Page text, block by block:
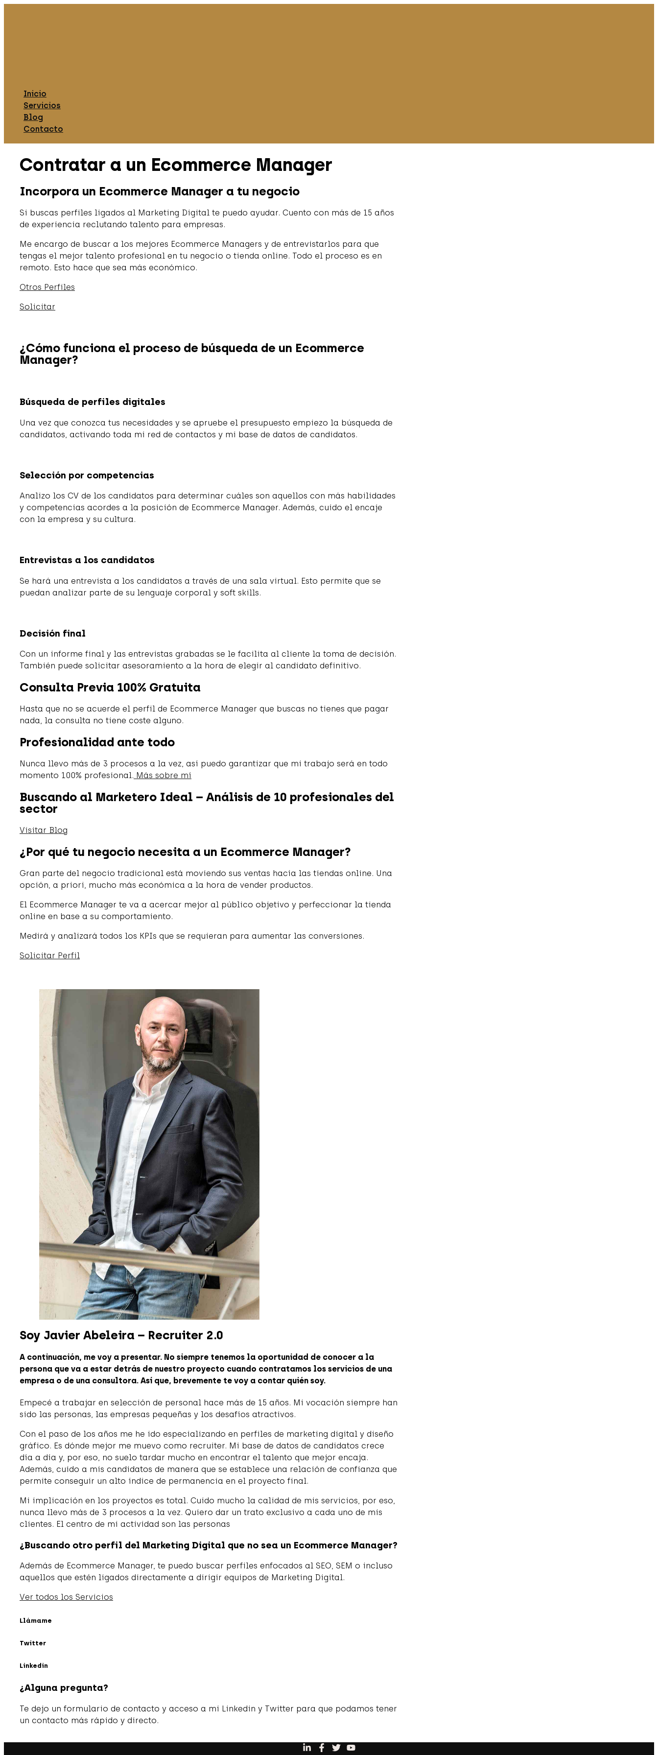
Ir
Inicio
Servicios
Blog
Contacto
Contratar a un Ecommerce Manager
Incorpora un Ecommerce Manager a tu negocio
Si buscas perfiles ligados al Marketing Digital te puedo ayudar. Cuento con más de 15 años
de experiencia reclutando talento para empresas.
Me encargo de buscar a los mejores Ecommerce Managers y de entrevistarlos para que
tengas el mejor talento profesional en tu negocio o tienda online. Todo el proceso es en
remoto. Esto hace que sea más económico.
Otros Perfiles
Solicitar
¿Cómo funciona el proceso de búsqueda de un Ecommerce
Manager?
Búsqueda de perfiles digitales
Una vez que conozca tus necesidades y se apruebe el presupuesto empiezo la búsqueda de
candidatos, activando toda mi red de contactos y mi base de datos de candidatos.
Selección por competencias
Analizo los CV de los candidatos para determinar cuáles son aquellos con más habilidades
y competencias acordes a la posición de Ecommerce Manager. Además, cuido el encaje
con la empresa y su cultura.
Entrevistas a los candidatos
Se hará una entrevista a los candidatos a través de una sala virtual. Esto permite que se
puedan analizar parte de su lenguaje corporal y soft skills.
Decisión final
Con un informe final y las entrevistas grabadas se le facilita al cliente la toma de decisión.
También puede solicitar asesoramiento a la hora de elegir al candidato definitivo.
Consulta Previa 100% Gratuita
Hasta que no se acuerde el perfil de Ecommerce Manager que buscas no tienes que pagar
nada, la consulta no tiene coste alguno.
Profesionalidad ante todo
Nunca llevo más de 3 procesos a la vez, así puedo garantizar que mi trabajo será en todo
momento 100% profesional. Más sobre mí
Buscando al Marketero Ideal – Análisis de 10 profesionales del
sector
Visitar Blog
¿Por qué tu negocio necesita a un Ecommerce Manager?
Gran parte del negocio tradicional está moviendo sus ventas hacía las tiendas online. Una
opción, a priori, mucho más económica a la hora de vender productos.
El Ecommerce Manager te va a acercar mejor al público objetivo y perfeccionar la tienda
online en base a su comportamiento.
Medirá y analizará todos los KPIs que se requieran para aumentar las conversiones.
Solicitar Perfil
Soy Javier Abeleira – Recruiter 2.0
A continuación, me voy a presentar. No siempre tenemos la oportunidad de conocer a la
persona que va a estar detrás de nuestro proyecto cuando contratamos los servicios de una
empresa o de una consultora. Así que, brevemente te voy a contar quién soy.
Empecé a trabajar en selección de personal hace más de 15 años. Mi vocación siempre han
sido las personas, las empresas pequeñas y los desafíos atractivos.
Con el paso de los años me he ido especializando en perfiles de marketing digital y diseño
gráfico. Es dónde mejor me muevo como recruiter. Mi base de datos de candidatos crece
día a día y, por eso, no suelo tardar mucho en encontrar el talento que mejor encaja.
Además, cuido a mis candidatos de manera que se establece una relación de confianza que
permite conseguir un alto índice de permanencia en el proyecto final.
Mi implicación en los proyectos es total. Cuido mucho la calidad de mis servicios, por eso,
nunca llevo más de 3 procesos a la vez. Quiero dar un trato exclusivo a cada uno de mis
clientes. El centro de mi actividad son las personas
¿Buscando otro perfil del Marketing Digital que no sea un Ecommerce Manager?
Además de Ecommerce Manager, te puedo buscar perfiles enfocados al SEO, SEM o incluso
aquellos que estén ligados directamente a dirigir equipos de Marketing Digital.
Ver todos los Servicios
Llámame
Twitter
Linkedin
¿Alguna pregunta?
Te dejo un formulario de contacto y acceso a mi Linkedin y Twitter para que podamos tener
un contacto más rápido y directo.